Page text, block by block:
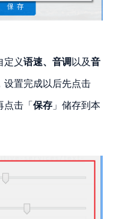
定义语速、音调以及音
置完成以后先点击
点击「保存 」储存到本